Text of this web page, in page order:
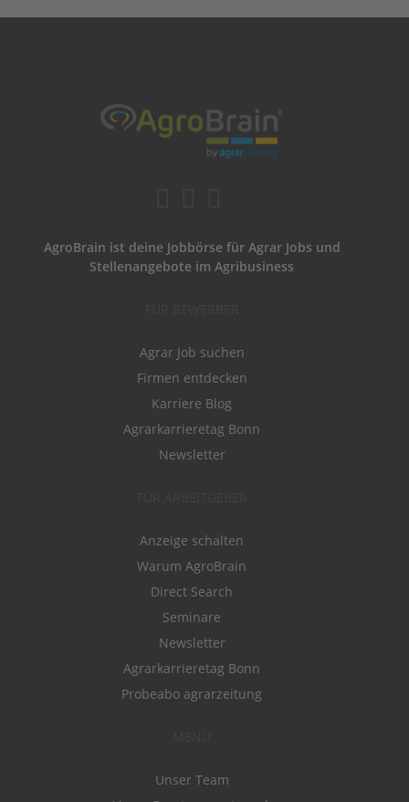
AgroBrain ist deine Jobbörse für Agrar Jobs und
Stellenangebote im Agribusiness
Agrar Job suchen
Firmen entdecken
Karriere Blog
Agrarkarrieretag Bonn
Newsletter
Anzeige schalten
Warum AgroBrain
Direct Search
Seminare
Newsletter
Agrarkarrieretag Bonn
Probeabo agrarzeitung
Unser Team